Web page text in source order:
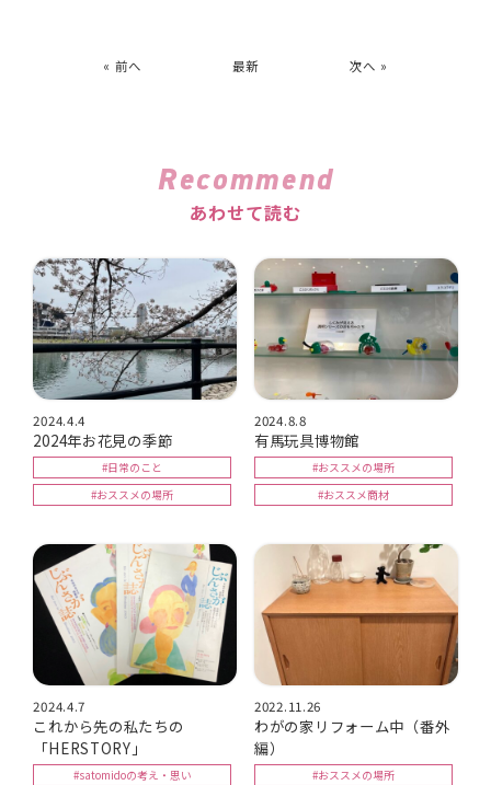
« 前へ 最新 次へ »
Recommend
あわせて読む
2024.4.4
2024年お花見の季節
#日常のこと
#おススメの場所
2024.8.8
有馬玩具博物館
#おススメの場所
#おススメ商材
2024.4.7
これから先の私たちの
「HERSTORY」
#satomidoの考え・思い
2022.11.26
わがの家リフォーム中（番外
編）
#おススメの場所